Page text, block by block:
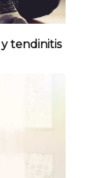
tendinitis